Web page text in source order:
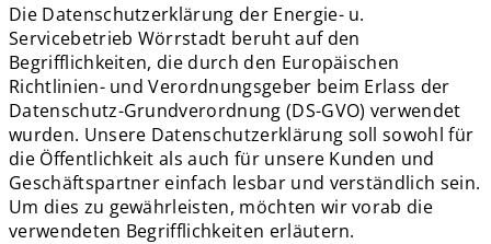
Die Datenschutzerklärung der Energie- u.
Servicebetrieb Wörrstadt beruht auf den
Begrifflichkeiten, die durch den Europäischen
Richtlinien- und Verordnungsgeber beim Erlass der
Datenschutz-Grundverordnung (DS-GVO) verwendet
wurden. Unsere Datenschutzerklärung soll sowohl für
die Öffentlichkeit als auch für unsere Kunden und
Geschäftspartner einfach lesbar und verständlich sein.
Um dies zu gewährleisten, möchten wir vorab die
verwendeten Begrifflichkeiten erläutern.